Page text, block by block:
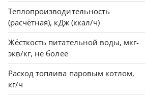
Теплопроизводительность
(расчётная), кДж (ккал/ч)
Жёсткость питательной воды, мкг-
экв/кг, не более
Расход топлива паровым котлом,
кг/ч